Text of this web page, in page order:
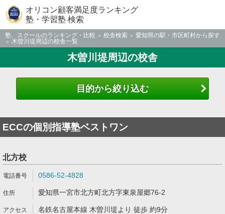
オリコン顧客満足度ランキング
塾・学習塾 検索
塾、スクールのランキング・比較 校舎検索
愛知県の駅・市区町村から探す
木曽川堤周辺の校舎一覧
木曽川堤周辺の校舎
目的から絞り込む
ECCの個別指導塾ベストワン
北方校
0586-52-4828
愛知県一宮市北方町北方字東泉屋郷76-2
名鉄名古屋本線 木曽川堤より 徒歩 約9分